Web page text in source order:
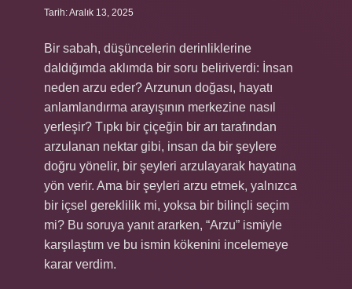
Tarih: Aralık 13, 2025
Bir sabah, düşüncelerin derinliklerine
daldığımda aklımda bir soru beliriverdi: İnsan
neden arzu eder? Arzunun doğası, hayatı
anlamlandırma arayışının merkezine nasıl
yerleşir? Tıpkı bir çiçeğin bir arı tarafından
arzulanan nektar gibi, insan da bir şeylere
doğru yönelir, bir şeyleri arzulayarak hayatına
yön verir. Ama bir şeyleri arzu etmek, yalnızca
bir içsel gereklilik mi, yoksa bir bilinçli seçim
mi? Bu soruya yanıt ararken, “Arzu” ismiyle
karşılaştım ve bu ismin kökenini incelemeye
karar verdim.